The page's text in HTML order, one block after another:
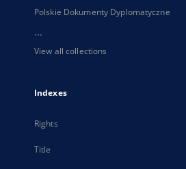
Polskie Dokumenty Dyplomatyczne
...
View all collections
Indexes
Rights
Title